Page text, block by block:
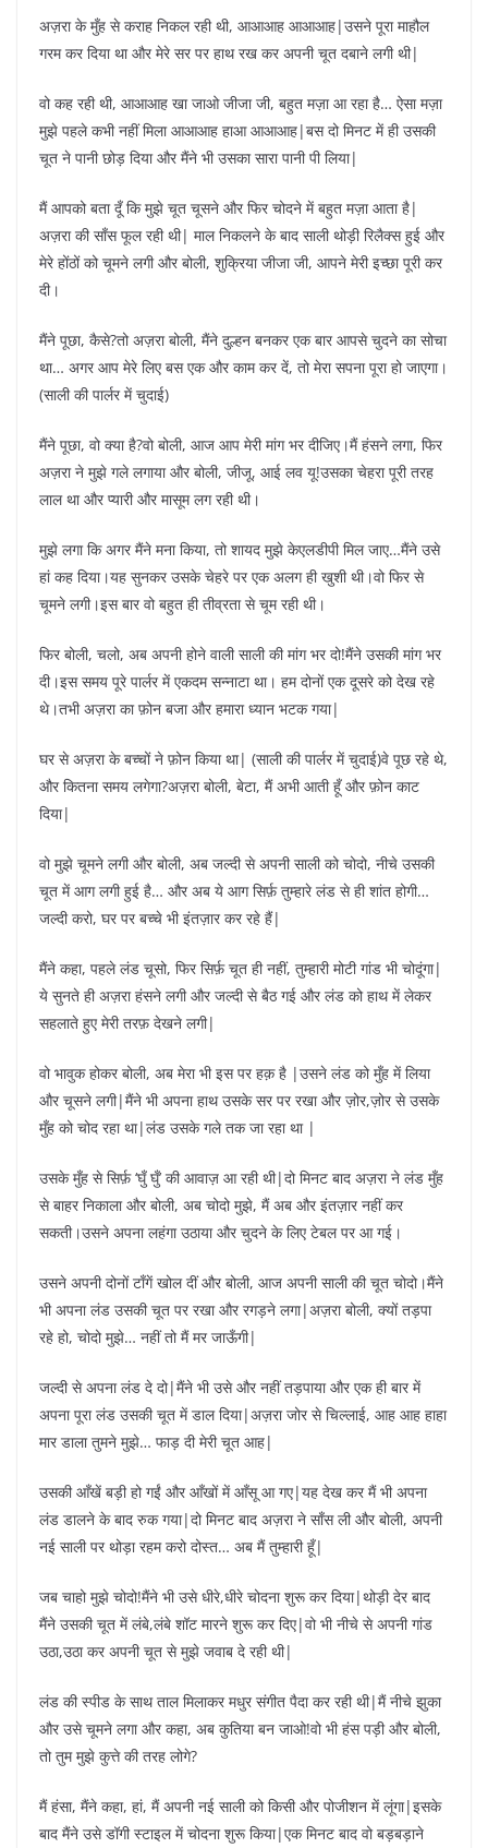
अज़रा के मुँह से कराह निकल रही थी, आआआह आआआह|उसने पूरा माहौल
गरम कर दिया था और मेरे सर पर हाथ रख कर अपनी चूत दबाने लगी थी|
वो कह रही थी, आआआह खा जाओ जीजा जी, बहुत मज़ा आ रहा है… ऐसा मज़ा
मुझे पहले कभी नहीं मिला आआआह हाआ आआआह|बस दो मिनट में ही उसकी
चूत ने पानी छोड़ दिया और मैंने भी उसका सारा पानी पी लिया|
मैं आपको बता दूँ कि मुझे चूत चूसने और फिर चोदने में बहुत मज़ा आता है|
अज़रा की साँस फूल रही थी| माल निकलने के बाद साली थोड़ी रिलैक्स हुई और
मेरे होंठों को चूमने लगी और बोली, शुक्रिया जीजा जी, आपने मेरी इच्छा पूरी कर
दी।
मैंने पूछा, कैसे?तो अज़रा बोली, मैंने दुल्हन बनकर एक बार आपसे चुदने का सोचा
था… अगर आप मेरे लिए बस एक और काम कर दें, तो मेरा सपना पूरा हो जाएगा।
(साली की पार्लर में चुदाई)
मैंने पूछा, वो क्या है?वो बोली, आज आप मेरी मांग भर दीजिए।मैं हंसने लगा, फिर
अज़रा ने मुझे गले लगाया और बोली, जीजू, आई लव यू!उसका चेहरा पूरी तरह
लाल था और प्यारी और मासूम लग रही थी।
मुझे लगा कि अगर मैंने मना किया, तो शायद मुझे केएलडीपी मिल जाए…मैंने उसे
हां कह दिया।यह सुनकर उसके चेहरे पर एक अलग ही खुशी थी।वो फिर से
चूमने लगी।इस बार वो बहुत ही तीव्रता से चूम रही थी।
फिर बोली, चलो, अब अपनी होने वाली साली की मांग भर दो!मैंने उसकी मांग भर
दी।इस समय पूरे पार्लर में एकदम सन्नाटा था। हम दोनों एक दूसरे को देख रहे
थे।तभी अज़रा का फ़ोन बजा और हमारा ध्यान भटक गया|
घर से अज़रा के बच्चों ने फ़ोन किया था| (साली की पार्लर में चुदाई)वे पूछ रहे थे,
और कितना समय लगेगा?अज़रा बोली, बेटा, मैं अभी आती हूँ और फ़ोन काट
दिया|
वो मुझे चूमने लगी और बोली, अब जल्दी से अपनी साली को चोदो, नीचे उसकी
चूत में आग लगी हुई है… और अब ये आग सिर्फ़ तुम्हारे लंड से ही शांत होगी…
जल्दी करो, घर पर बच्चे भी इंतज़ार कर रहे हैं|
मैंने कहा, पहले लंड चूसो, फिर सिर्फ़ चूत ही नहीं, तुम्हारी मोटी गांड भी चोदूंगा|
ये सुनते ही अज़रा हंसने लगी और जल्दी से बैठ गई और लंड को हाथ में लेकर
सहलाते हुए मेरी तरफ़ देखने लगी|
वो भावुक होकर बोली, अब मेरा भी इस पर हक़ है |उसने लंड को मुँह में लिया
और चूसने लगी|मैंने भी अपना हाथ उसके सर पर रखा और ज़ोर,ज़ोर से उसके
मुँह को चोद रहा था|लंड उसके गले तक जा रहा था |
उसके मुँह से सिर्फ़ ‘घुँ घुँ’ की आवाज़ आ रही थी|दो मिनट बाद अज़रा ने लंड मुँह
से बाहर निकाला और बोली, अब चोदो मुझे, मैं अब और इंतज़ार नहीं कर
सकती।उसने अपना लहंगा उठाया और चुदने के लिए टेबल पर आ गई।
उसने अपनी दोनों टाँगें खोल दीं और बोली, आज अपनी साली की चूत चोदो।मैंने
भी अपना लंड उसकी चूत पर रखा और रगड़ने लगा|अज़रा बोली, क्यों तड़पा
रहे हो, चोदो मुझे… नहीं तो मैं मर जाऊँगी|
जल्दी से अपना लंड दे दो|मैंने भी उसे और नहीं तड़पाया और एक ही बार में
अपना पूरा लंड उसकी चूत में डाल दिया|अज़रा जोर से चिल्लाई, आह आह हाहा
मार डाला तुमने मुझे… फाड़ दी मेरी चूत आह|
उसकी आँखें बड़ी हो गईं और आँखों में आँसू आ गए|यह देख कर मैं भी अपना
लंड डालने के बाद रुक गया|दो मिनट बाद अज़रा ने साँस ली और बोली, अपनी
नई साली पर थोड़ा रहम करो दोस्त… अब मैं तुम्हारी हूँ|
जब चाहो मुझे चोदो!मैंने भी उसे धीरे,धीरे चोदना शुरू कर दिया|थोड़ी देर बाद
मैंने उसकी चूत में लंबे,लंबे शॉट मारने शुरू कर दिए|वो भी नीचे से अपनी गांड
उठा,उठा कर अपनी चूत से मुझे जवाब दे रही थी|
लंड की स्पीड के साथ ताल मिलाकर मधुर संगीत पैदा कर रही थी|मैं नीचे झुका
और उसे चूमने लगा और कहा, अब कुतिया बन जाओ!वो भी हंस पड़ी और बोली,
तो तुम मुझे कुत्ते की तरह लोगे?
मैं हंसा, मैंने कहा, हां, मैं अपनी नई साली को किसी और पोजीशन में लूंगा|इसके
बाद मैंने उसे डॉगी स्टाइल में चोदना शुरू किया|एक मिनट बाद वो बड़बड़ाने